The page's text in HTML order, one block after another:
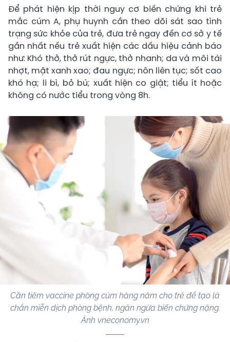
Để phát hiện kịp thời nguy cơ biến chứng khi trẻ
mắc cúm A, phụ huynh cần theo dõi sát sao tình
trạng sức khỏe của trẻ, đưa trẻ ngay đến cơ sở y tế
gần nhất nếu trẻ xuất hiện các dấu hiệu cảnh báo
như: Khó thở, thở rút ngực, thở nhanh; da và môi tái
nhợt, mặt xanh xao; đau ngực; nôn liên tục; sốt cao
khó hạ; li bì, bỏ bú; xuất hiện co giật; tiểu ít hoặc
không có nước tiểu trong vòng 8h.
Cần tiêm vaccine phòng cúm hàng năm cho trẻ để tạo lá
chắn miễn dịch phòng bệnh, ngăn ngừa biến chứng nặng.
Ảnh vneconomy.vn